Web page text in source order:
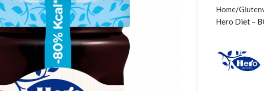
Home
Hero Diet –